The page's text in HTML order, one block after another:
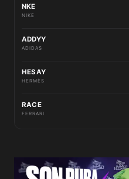
NKE
NIKE
ADDYY
ADIDAS
HESAY
HERMÈS
RACE
FERRARI